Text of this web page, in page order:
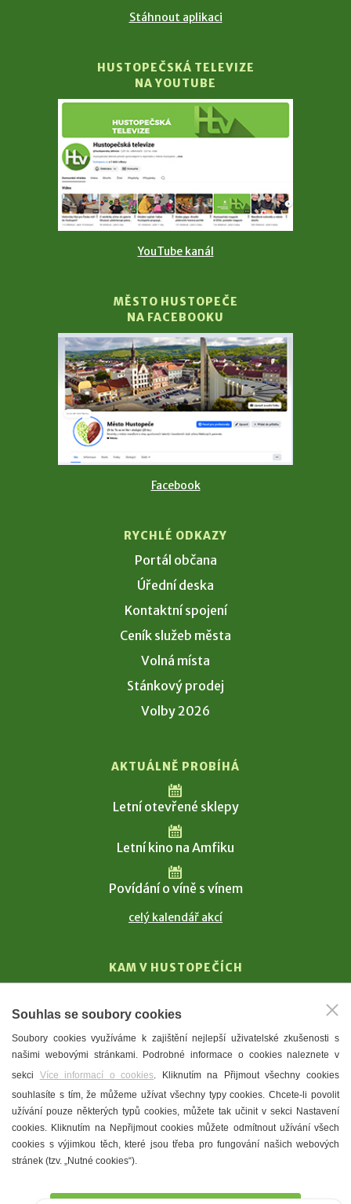
Stáhnout aplikaci
HUSTOPEČSKÁ TELEVIZE
NA YOUTUBE
YouTube kanál
MĚSTO HUSTOPEČE
NA FACEBOOKU
Facebook
RYCHLÉ ODKAZY
Portál občana
Úřední deska
Kontaktní spojení
Ceník služeb města
Volná místa
Stánkový prodej
Volby 2026
AKTUÁLNĚ PROBÍHÁ
Letní otevřené sklepy
Letní kino na Amfiku
Povídání o víně s vínem
celý kalendář akcí
KAM V HUSTOPEČÍCH
T. G. Masaryk
Mandloně
Ubytování
Restaurace
Městské muzeum a galerie
Denní meníčka
Souhlas se soubory cookies
Soubory cookies využíváme k zajištění nejlepší uživatelské zkušenosti s
našimi webovými stránkami. Podrobné informace o cookies naleznete v
sekci Více informací o cookies. Kliknutím na Přijmout všechny cookies
souhlasíte s tím, že můžeme užívat všechny typy cookies. Chcete-li povolit
užívání pouze některých typů cookies, můžete tak učinit v sekci Nastavení
cookies. Kliknutím na Nepřijmout cookies můžete odmítnout užívání všech
cookies s výjimkou těch, které jsou třeba pro fungování našich webových
stránek (tzv. „Nutné cookies“).